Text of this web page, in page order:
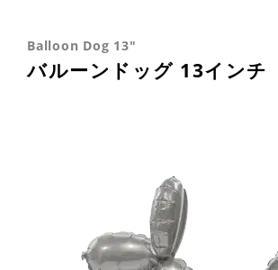
Balloon Dog 13"
バルーンドッグ 13インチ